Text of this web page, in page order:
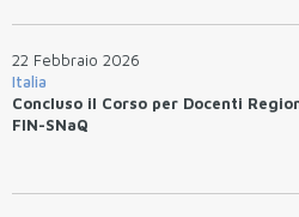
22 Febbraio 2026
Italia
Concluso il Corso per Docenti
FIN-SNaQ